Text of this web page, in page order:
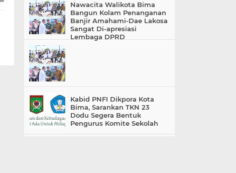
Nawacita Walikota Bima
Bangun Kolam Penanganan
Banjir Amahami-Dae Lakosa
Sangat Di-apresiasi
Lembaga DPRD
Kabid PNFI Dikpora Kota
Bima, Sarankan TKN 23
Dodu Segera Bentuk
Pengurus Komite Sekolah